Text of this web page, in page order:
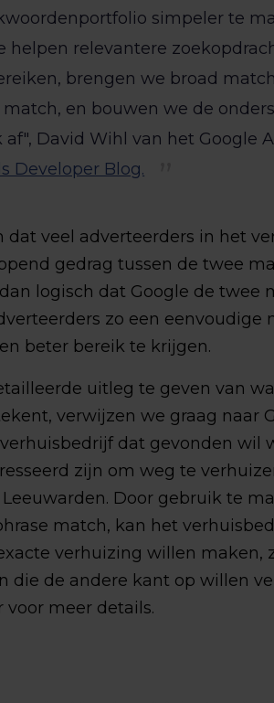
simpeler te
helpen relevantere
brengen we broad
en bouwen we de
David Wihl van het Google
Developer Blog.
dat veel adverteerders in het
gedrag tussen de twee
logisch dat Google de twee
zo een eenvoudige
beter bereik te krijgen.
uitleg te geven van
verwijzen we graag naar
dat gevonden wil
zijn om weg te
Door gebruik te
match, kan het
verhuizing willen maken,
die de andere kant op willen
meer details.